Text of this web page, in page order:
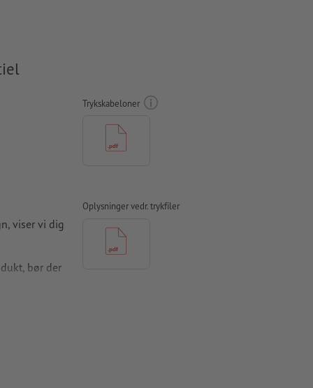
viser vi dig
bør der
resultat
Trykskabeloner
Oplysninger vedr. trykfiler